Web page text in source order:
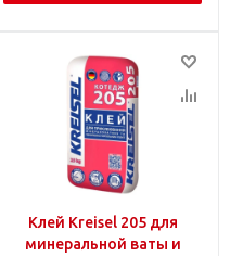
Клей Kreisel 205 для
минеральной ваты и